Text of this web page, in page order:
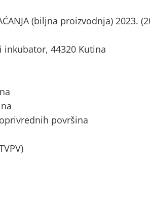
(biljna proizvodnja) 2023.
44320 Kutina
površina